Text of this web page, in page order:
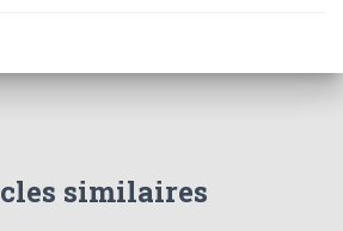
similaires